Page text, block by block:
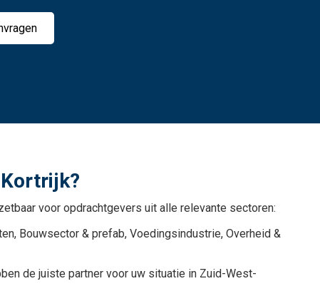
voor opdrachtgevers uit alle relevante sectoren:
Bouwsector & prefab, Voedingsindustrie, Overheid &
de juiste partner voor uw situatie in Zuid-West-